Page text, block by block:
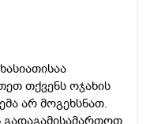
თქვენს ოჯახის
არ მოგეხსნათ.